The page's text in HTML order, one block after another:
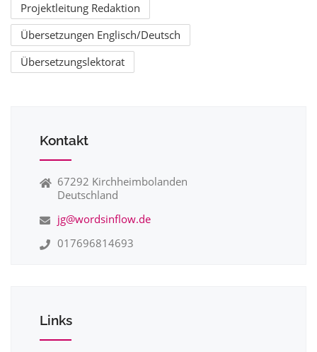
Projektleitung Redaktion
Übersetzungen Englisch/Deutsch
Übersetzungslektorat
Kontakt
67292 Kirchheimbolanden
Deutschland
jg@wordsinflow.de
017696814693
Links